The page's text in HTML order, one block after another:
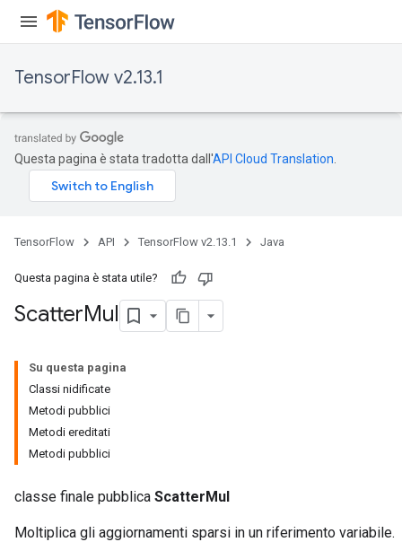
TensorFlow v2.13.1
Questa pagina è stata tradotta dall'API Cloud Translation
TensorFlow API TensorFlow v2.13.1 Java
Questa pagina è stata utile?
ScatterMul
Su questa pagina
Classi nidificate
Metodi pubblici
Metodi ereditati
Metodi pubblici
classe finale pubblica ScatterMul
Moltiplica gli aggiornamenti sparsi in un riferimento variabile.